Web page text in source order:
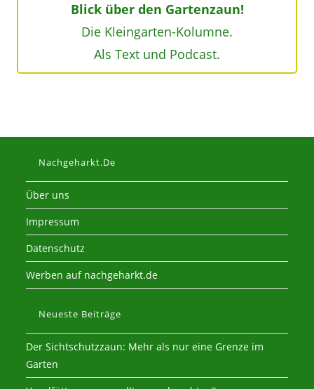
Blick über den Gartenzaun!
Die Kleingarten-Kolumne.
Als Text und Podcast.
Nachgeharkt.de
Über uns
Impressum
Datenschutz
Werben auf nachgeharkt.de
Neueste Beiträge
Der Sichtschutzzaun: Mehr als nur eine Grenze im
Garten